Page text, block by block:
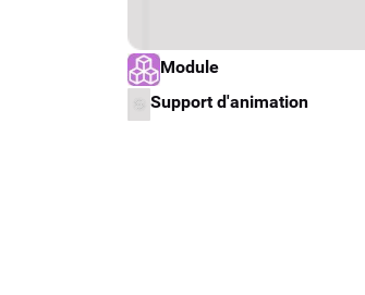
Type de support matériel
Module
Type d'oeuvre
Support d'animation